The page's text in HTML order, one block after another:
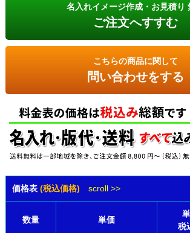
名入れイメージ作成・お見積り
ご注文へすすむ
こちらの商品に関して
問い合わせをする
価格表 (税込価格) scroll >>
数量 単価
税